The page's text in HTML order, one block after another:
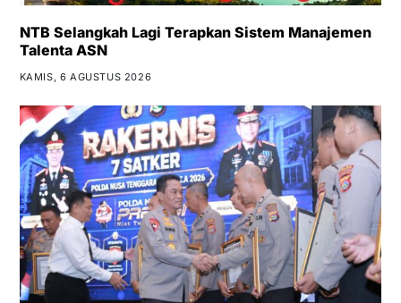
NTB Selangkah Lagi Terapkan Sistem Manajemen
Talenta ASN
KAMIS, 6 AGUSTUS 2026